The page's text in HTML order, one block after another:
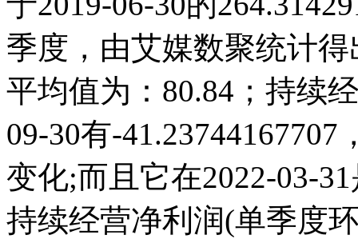
季度，由艾媒数聚统计得
平均值为：80.84；持续
09-30有-
变化;而且它在2022-03-
持续经营净利润(单季度